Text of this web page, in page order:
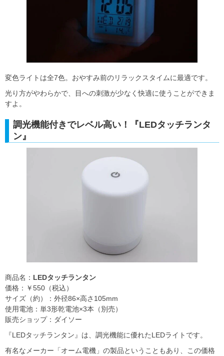
変色ライトは全7色。おやすみ前のリラックスタイムに最適です。
光り方がやわらかで、目への刺激が少なく快適に使うことができま
すよ。
調光機能付きでレベル高い！『LEDタッチランタ
ン』
商品名： LEDタッチランタン
価格：￥550（税込）
サイズ（約）：外径86×高さ105mm
使用電池：単3形乾電池×3本（別売）
販売ショップ：ダイソー
『LEDタッチランタン』は、調光機能に優れたLEDライトです。
​有名なメーカー「オーム電機」の製品ということもあり、この価格